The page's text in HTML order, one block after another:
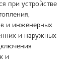
при устройстве
и инженерных
и наружных
и